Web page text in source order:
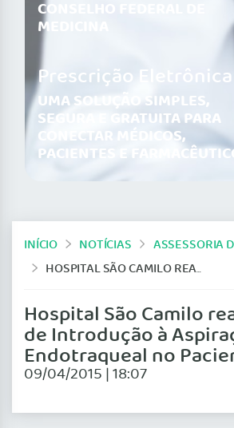
CONSELHO FEDERAL DE
MEDICINA
Prescrição Eletrônica
UMA SOLUÇÃO SIMPLES,
SEGURA E GRATUITA PARA
CONECTAR MÉDICOS,
PACIENTES E
INÍCIO NOTÍCIAS
ASSESSORIA
HOSPITAL SÃO CAMILO REALIZA CURSO DE INTRODUÇÃO À ASPIRAÇÃO ENDOTRAQUEAL NO PACIENTE ADULTO
Hospital São Camilo
de Introdução à
Endotraqueal no
09/04/2015 | 18:07